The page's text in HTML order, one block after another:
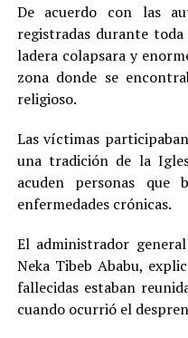
De acuerdo con las
registradas durante
ladera colapsara y
zona donde se
religioso.
Las víctimas
una tradición de la
acuden personas que
enfermedades crónicas.
El administrador
Neka Tibeb Ababu,
fallecidas estaban
cuando ocurrió el